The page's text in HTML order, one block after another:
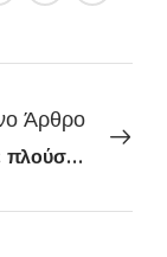
Άρθρο
Αν θέλετε να γίνετε πλούσιοι βάλτε στο σπίτι σας αυτό το λουλούδι